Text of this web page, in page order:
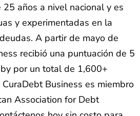
años a nivel nacional y es
y experimentadas en la
A partir de mayo de
recibió una puntuación de 5
por un total de 1,600+
Business es miembro
Association for Debt